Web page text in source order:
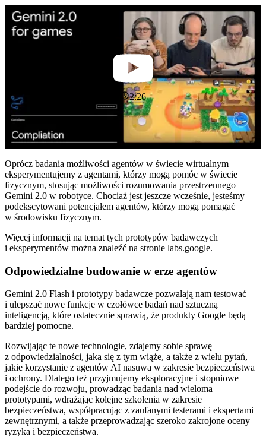
2:26
Oprócz badania możliwości agentów w świecie wirtualnym
eksperymentujemy z agentami, którzy mogą pomóc w świecie
fizycznym, stosując możliwości rozumowania przestrzennego
Gemini 2.0 w robotyce. Chociaż jest jeszcze wcześnie, jesteśmy
podekscytowani potencjałem agentów, którzy mogą pomagać
w środowisku fizycznym.
Więcej informacji na temat tych prototypów badawczych
i eksperymentów można znaleźć na stronie labs.google.
Odpowiedzialne budowanie w erze agentów
Gemini 2.0 Flash i prototypy badawcze pozwalają nam testować
i ulepszać nowe funkcje w czołówce badań nad sztuczną
inteligencją, które ostatecznie sprawią, że produkty Google będą
bardziej pomocne.
Rozwijając te nowe technologie, zdajemy sobie sprawę
z odpowiedzialności, jaka się z tym wiąże, a także z wielu pytań,
jakie korzystanie z agentów AI nasuwa w zakresie bezpieczeństwa
i ochrony. Dlatego też przyjmujemy eksploracyjne i stopniowe
podejście do rozwoju, prowadząc badania nad wieloma
prototypami, wdrażając kolejne szkolenia w zakresie
bezpieczeństwa, współpracując z zaufanymi testerami i ekspertami
zewnętrznymi, a także przeprowadzając szeroko zakrojone oceny
ryzyka i bezpieczeństwa.